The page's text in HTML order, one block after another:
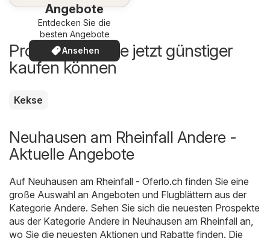
Angebote
Entdecken Sie die
besten Angebote
Ansehen
Produkte, die Sie jetzt günstiger
kaufen können
Kekse
Neuhausen am Rheinfall Andere -
Aktuelle Angebote
Auf Neuhausen am Rheinfall - Oferlo.ch finden Sie eine
große Auswahl an Angeboten und Flugblättern aus der
Kategorie Andere. Sehen Sie sich die neuesten Prospekte
aus der Kategorie Andere in Neuhausen am Rheinfall an,
wo Sie die neuesten Aktionen und Rabatte finden. Die